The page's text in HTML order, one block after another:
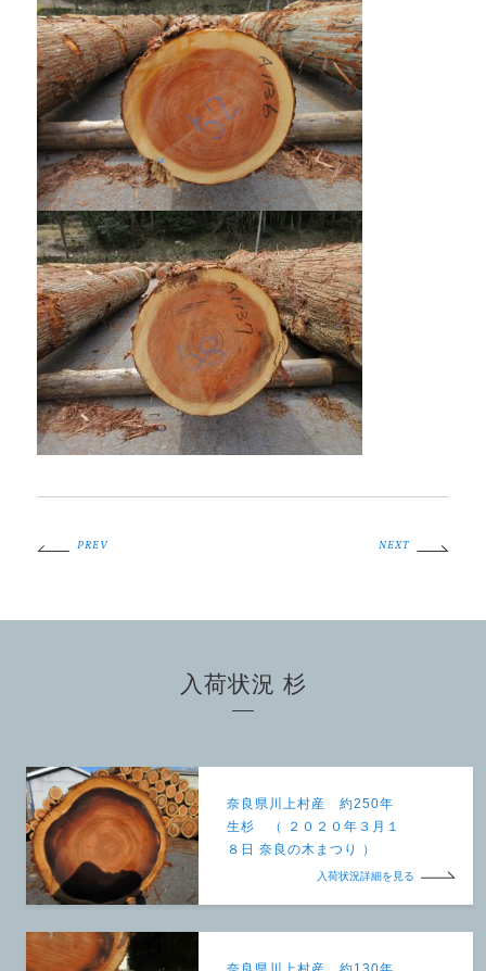
PREV NEXT
入荷状況 杉
奈良県川上村産 約250年
生杉 （ ２０２０年３月１
８日 奈良の木まつり ）
入荷状況詳細を見る